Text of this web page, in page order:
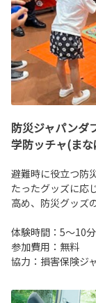
防災ジャパンダ
学防ッチャ(まな
避難時に役立つ防
たったグッズに応
高め、防災グッズ
体験時間：5～10
参加費用：無料
協力：損害保険ジ